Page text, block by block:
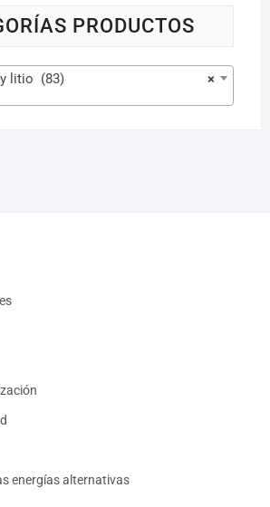
PRODUCTOS
×
litio (83)
energías alternativas